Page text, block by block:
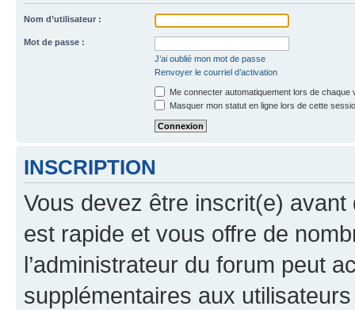
Nom d’utilisateur :
Mot de passe :
J’ai oublié mon mot de passe
Renvoyer le courriel d’activation
Me connecter automatiquement lors de chaque
Masquer mon statut en ligne lors de cette
INSCRIPTION
Vous devez être inscrit(e) avant
est rapide et vous offre de
l’administrateur du forum peut
supplémentaires aux